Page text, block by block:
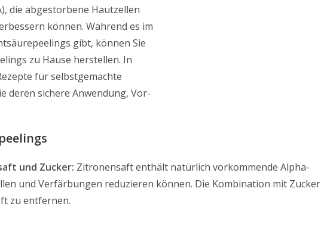
die abgestorbene Hautzellen
können. Während es im
gibt, können Sie
zu Hause herstellen. In
für selbstgemachte
deren sichere Anwendung, Vor-
und Zucker: Zitronensaft enthält natürlich vorkommende Alpha-
und Verfärbungen reduzieren können. Die Kombination mit Zucker
zu entfernen.